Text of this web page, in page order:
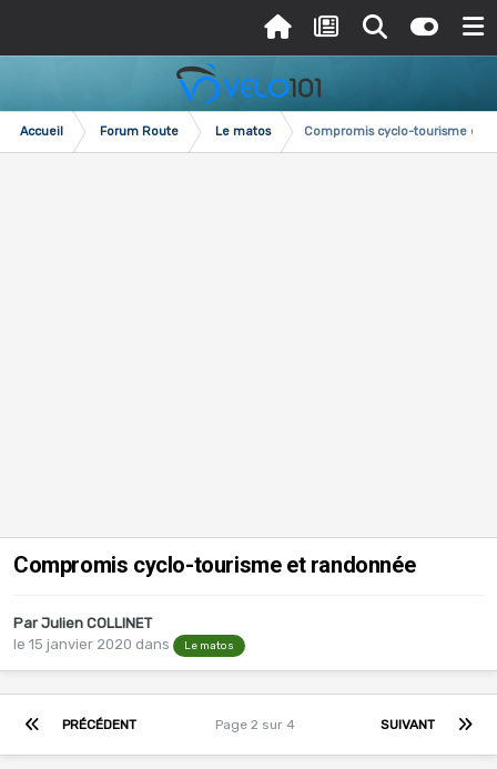
Accueil Forum Route Le matos Compromis cyclo-tourisme et
Compromis cyclo-tourisme et randonnée
Par Julien COLLINET
le 15 janvier 2020 dans Le matos
PRÉCÉDENT SUIVANT
Page 2 sur 4